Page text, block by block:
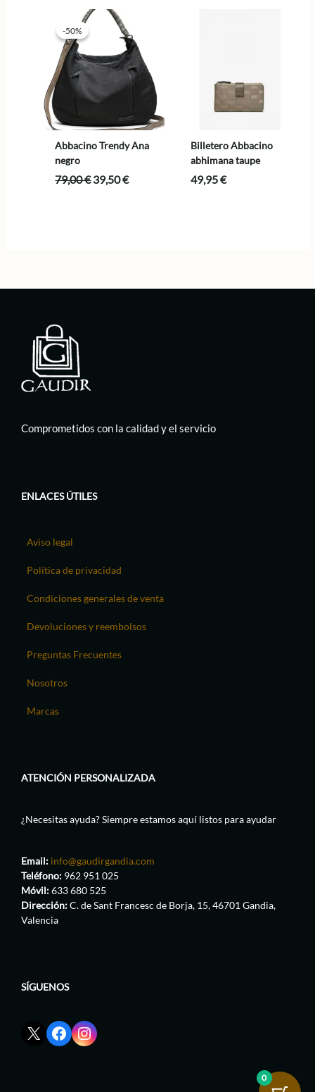
era:
89,00 €.
-50%
-50%
Abbacino Trendy Ana
negro
79,00€El
39,50€El
Billetero Abbacino
abhimana taupe
49,95€
Comprometidos con la calidad y el servicio
ENLACES ÚTILES
Aviso legal
Política de privacidad
Condiciones generales de venta
Devoluciones y reembolsos
Preguntas Frecuentes
Nosotros
Marcas
ATENCIÓN PERSONALIZADA
¿Necesitas ayuda? Siempre estamos aquí listos para ayudar
Email: info@gaudirgandia.com
Teléfono: 962 951 025
Móvil:633 680 525
Dirección:C. de Sant Francesc de Borja, 15, 46701 Gandia,
Valencia
SÍGUENOS
Enlace
red
Enlace
de
Enlace
0